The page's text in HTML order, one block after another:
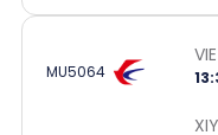
MU5064
VIE
XIY